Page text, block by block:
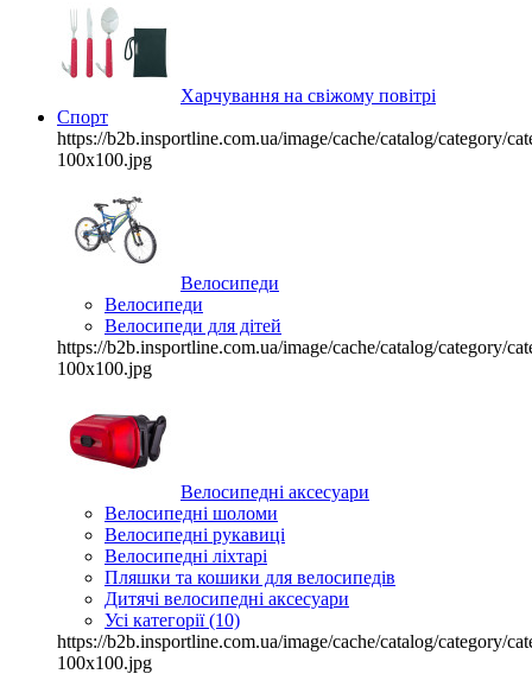
Харчування на свіжому повітрі
Спорт
https://b2b.insportline.com.ua/image/cache/catalog/category/
100x100.jpg
Велосипеди
Велосипеди
Велосипеди для дітей
https://b2b.insportline.com.ua/image/cache/catalog/category/
100x100.jpg
Велосипедні аксесуари
Велосипедні шоломи
Велосипедні рукавиці
Велосипедні ліхтарі
Пляшки та кошики для велосипедів
Дитячі велосипедні аксесуари
Усі категорії (10)
https://b2b.insportline.com.ua/image/cache/catalog/category/
100x100.jpg